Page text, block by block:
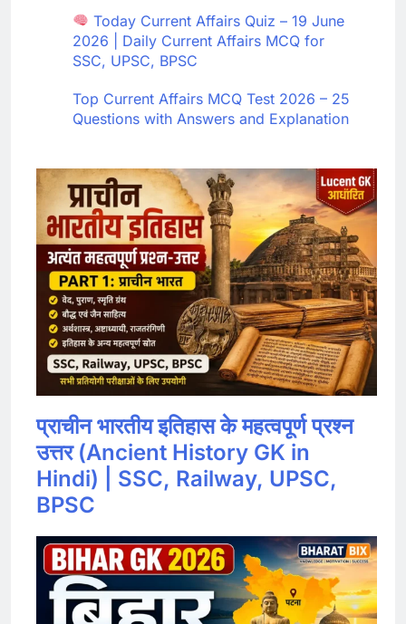
Today Current Affairs Quiz – 19 June
2026 | Daily Current Affairs MCQ for
SSC, UPSC, BPSC
Top Current Affairs MCQ Test 2026 – 25
Questions with Answers and Explanation
प्राचीन भारतीय इतिहास के महत्वपूर्ण प्रश्न
उत्तर (Ancient History GK in
Hindi) | SSC, Railway, UPSC,
BPSC